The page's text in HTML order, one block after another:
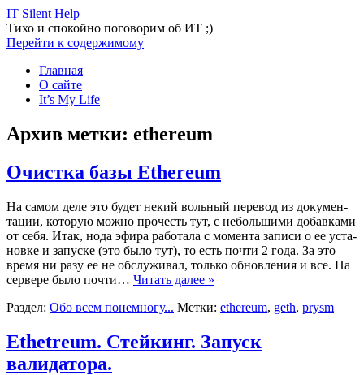
IT Silent Help
Тихо и спокойно поговорим об ИТ ;)
Перейти к содержимому
Главная
О сайте
It’s My Life
Архив метки: ethereum
Очистка базы Ethereum
На самом деле это будет некий воль­ный пере­вод из доку­мен­
та­ции, кото­рую мож­но про­честь тут, с неболь­ши­ми добав­ка­ми
от себя. Итак, нода эфи­ра рабо­та­ла с момен­та запи­си о ее уста­
нов­ке и запус­ке (это было тут), то есть почти 2 года. За это
вре­мя ни разу ее не обслу­жи­вал, толь­ко обнов­ле­ния и все. На
сер­ве­ре было почти… Читать далее »
Раздел: Обо всем понемногу... Метки: ethereum, geth, prysm
Ethetreum. Стейкинг. Запуск
валидатора.